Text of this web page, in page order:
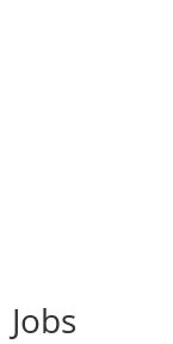
Jobs